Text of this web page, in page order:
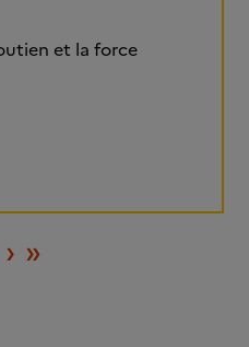
et la force
Page suivante
› Dernière page
»